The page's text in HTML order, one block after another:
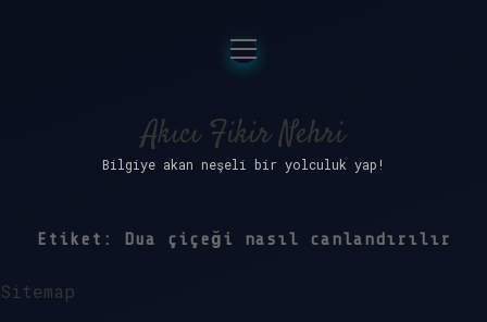
Anasayfa
Gizlilik Politikası
Yasal Uyarı
menüyü
aç
Akıcı Fikir Nehri
Bilgiye akan neşeli bir yolculuk yap!
Etiket: Dua çiçeği nasıl canlandırılır
Sitemap